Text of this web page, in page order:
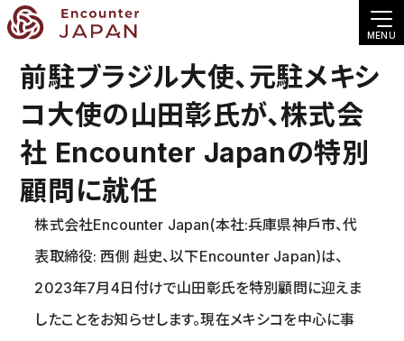
MENU
前駐ブラジル大使、元駐メキシ
コ大使の山田彰氏が、株式会
社 Encounter Japanの特別
顧問に就任
株式会社Encounter Japan(本社:兵庫県神戶市、代
表取締役: ⻄側 赳史、以下Encounter Japan)は、
2023年7月4日付けで山田彰氏を特別顧問に迎えま
したことをお知らせします。現在メキシコを中心に事